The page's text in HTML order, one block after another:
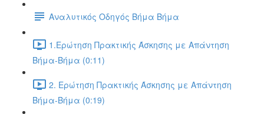
Αναλυτικός Οδηγός Βήμα Βήμα
1.Ερώτηση Πρακτικής Άσκησης με Απάντηση
Βήμα-Βήμα (0:11)
2. Ερώτηση Πρακτικής Άσκησης με Απάντηση
Βήμα-Βήμα (0:19)